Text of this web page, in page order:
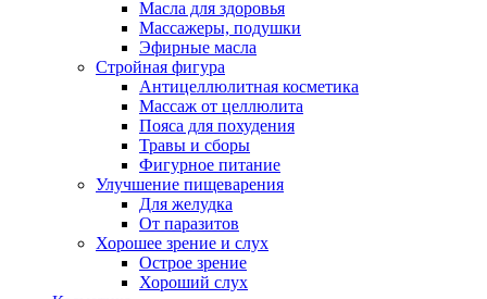
Масла для здоровья
Массажеры, подушки
Эфирные масла
Стройная фигура
Антицеллюлитная косметика
Массаж от целлюлита
Пояса для похудения
Травы и сборы
Фигурное питание
Улучшение пищеварения
Для желудка
От паразитов
Хорошее зрение и слух
Острое зрение
Хороший слух